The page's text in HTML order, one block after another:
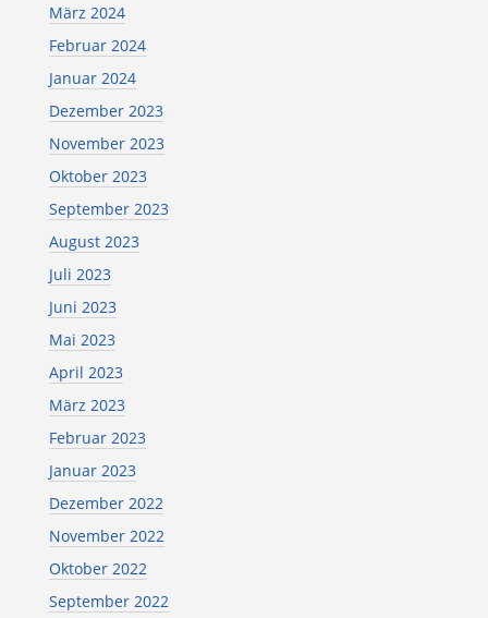
März 2024
Februar 2024
Januar 2024
Dezember 2023
November 2023
Oktober 2023
September 2023
August 2023
Juli 2023
Juni 2023
Mai 2023
April 2023
März 2023
Februar 2023
Januar 2023
Dezember 2022
November 2022
Oktober 2022
September 2022